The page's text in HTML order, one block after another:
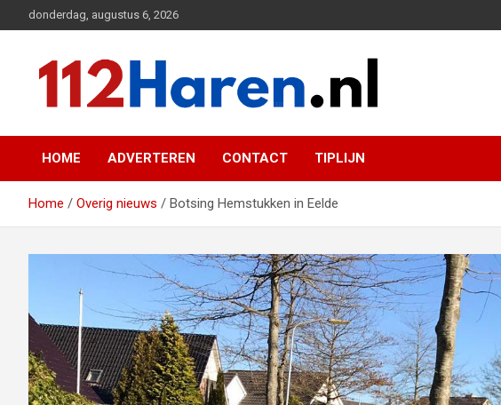
naar
donderdag, augustus 6, 2026
112 Haren.nl
HOME ADVERTEREN CONTACT TIPLIJN
Home Overig nieuws Botsing Hemstukken in Eelde